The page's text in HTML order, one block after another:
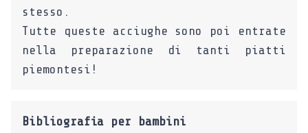
stesso.
Tutte queste acciughe sono poi entrate
nella preparazione di tanti piatti
piemontesi!
Bibliografia per bambini